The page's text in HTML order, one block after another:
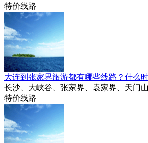
特价线路
大连到张家界旅游都有哪些线路？什么
长沙、大峡谷、张家界、袁家界、天门
特价线路